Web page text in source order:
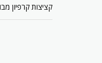
קציצות קרפיון